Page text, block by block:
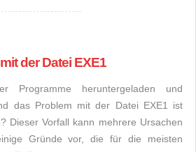
der Datei EXE1
Programme heruntergeladen und
das Problem mit der Datei EXE1 ist
Dieser Vorfall kann mehrere Ursachen
Gründe vor, die für die meisten